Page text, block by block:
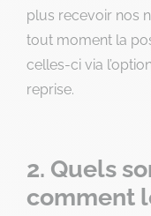
plus recevoir nos
tout moment la
celles-ci via
reprise.
2. Quels
comment